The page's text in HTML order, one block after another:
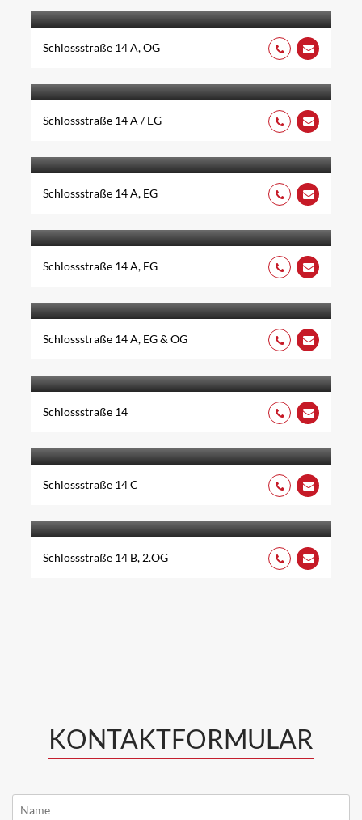
Schlossstraße 14 A, OG
Schlossstraße 14 A / EG
Schlossstraße 14 A, EG
Schlossstraße 14 A, EG
Schlossstraße 14 A, EG & OG
Schlossstraße 14
Schlossstraße 14 C
Schlossstraße 14 B, 2.OG
KONTAKTFORMULAR